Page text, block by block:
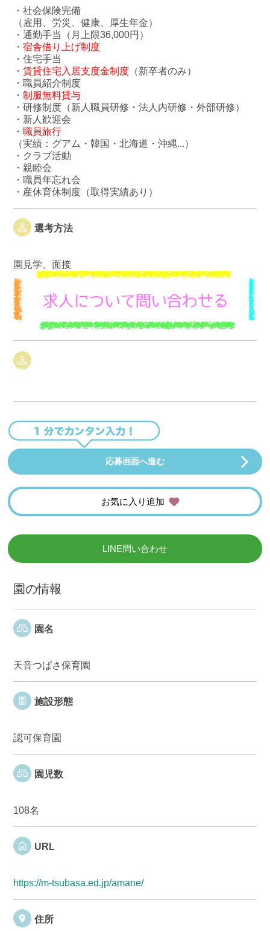
・社会保険完備
（雇用、労災、健康、厚生年金）
・通勤手当（月上限36,000円）
・ 宿舎借り上げ制度
・住宅手当
・ 賃貸住宅入居支度金制度（新卒者のみ）
・職員紹介制度
・ 制服無料貸与
・研修制度（新人職員研修・法人内研修・外部研修）
・新人歓迎会
・ 職員旅行
（実績：グアム・韓国・北海道・沖縄...）
・クラブ活動
・親睦会
・職員年忘れ会
・産休育休制度（取得実績あり）
選考方法
園見学、面接
応募画面へ進む
お気に入り追加
LINE問い合わせ
園の情報
園名
天音つばさ保育園
施設形態
認可保育園
園児数
108名
URL
https://m-tsubasa.ed.jp/amane/
住所